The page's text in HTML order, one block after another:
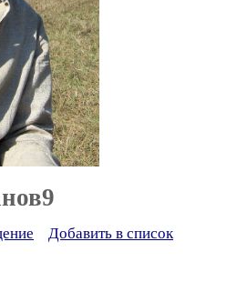
Добавить в список